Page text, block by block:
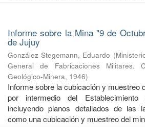
Informe sobre la Mina "9 de
de Jujuy
González Stegemann, Eduardo (
General de Fabricaciones Militares.
Geológico-Minera, 1946)
Informe sobre la cubicación y muestreo
por intermedio del
incluyendo planos detallados de las
como una cubicación y muestreo del